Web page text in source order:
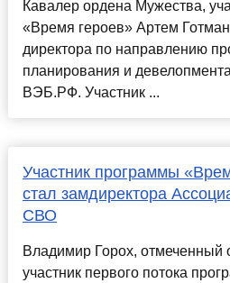
Кавалер ордена Мужества,
«Время героев» Артем
директора по направлению
планирования и
ВЭБ.РФ. Участник ...
Участник программы
стал замдиректора
СВО
Владимир Горох, отмеченный
участник первого потока